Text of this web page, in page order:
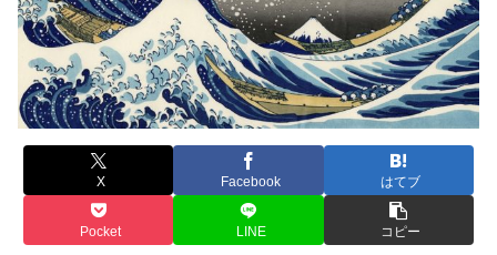
X Facebook はてブ
Pocket LINE コピー